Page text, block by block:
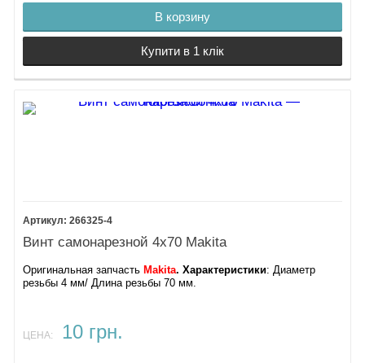
В корзину
Купити в 1 клік
266325-4
Винт самонарезной 4х70 Makita
Оригинальная запчасть Makita. Характеристики: ​Диаметр
резьбы 4 мм/ Длина резьбы 70 мм.
ЦЕНА: 10 грн.